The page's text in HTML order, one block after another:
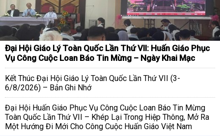
Đại Hội Giáo Lý Toàn Quốc Lần Thứ VII: Huấn Giáo Phục
Vụ Công Cuộc Loan Báo Tin Mừng – Ngày Khai Mạc
Kết Thúc Đại Hội Giáo Lý Toàn Quốc Lần Thứ VII (3-
6/8/2026) – Bản Ghi Nhớ
Đại Hội Huấn Giáo Phục Vụ Công Cuộc Loan Báo Tin Mừng
Toàn Quốc Lần Thứ VII – Khép Lại Trong Hiệp Thông, Mở Ra
Một Hướng Đi Mới Cho Công Cuộc Huấn Giáo Việt Nam